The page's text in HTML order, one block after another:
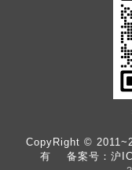
CopyRight ©
有 备案号： 沪